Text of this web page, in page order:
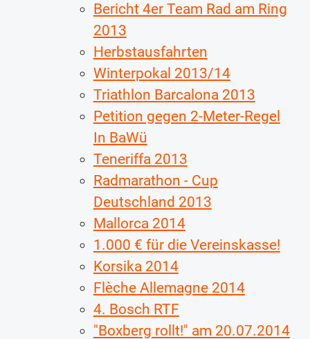
Bericht 4er Team Rad am Ring
2013
Herbstausfahrten
Winterpokal 2013/14
Triathlon Barcalona 2013
Petition gegen 2-Meter-Regel
In BaWü
Teneriffa 2013
Radmarathon - Cup
Deutschland 2013
Mallorca 2014
1.000 € für die Vereinskasse!
Korsika 2014
Flèche Allemagne 2014
4. Bosch RTF
"Boxberg rollt!" am 20.07.2014